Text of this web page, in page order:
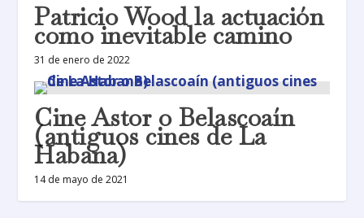
Patricio Wood la actuación
como inevitable camino
31 de enero de 2022
Cine Astor o Belascoaín
(antiguos cines de La
Habana)
14 de mayo de 2021